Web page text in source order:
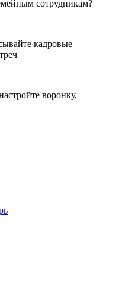
сотрудникам?
кадровые
воронку,